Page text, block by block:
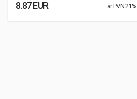
8.87 EUR ar PVN 21%